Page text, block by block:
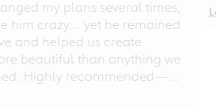
my plans several times,
him crazy... yet he remained
and helped us create
beautiful than anything we
Highly recommended—